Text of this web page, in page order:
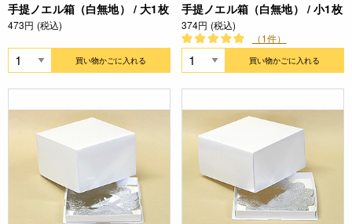
手提ノエル箱（白無地） / 大1枚
473円 (税込)
買い物かごに入れる
手提ノエル箱（白無地） / 小1枚
374円 (税込)
（1件）
買い物かごに入れる